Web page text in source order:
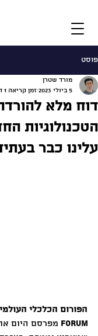
פוסט
הטכנולוגיות
עלינו כבר
מורד שטרן
5 ביולי 2023
זמן קריאה 1 דקות
Forum מפרסם היום